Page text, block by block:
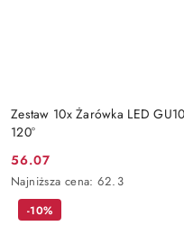
Zestaw 10x Żarówka LED
120°
Cena
promocyjna:
56.07
Najniższa
cena
Najniższa cena: 62.3
-10%